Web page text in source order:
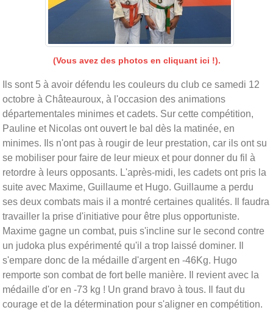
(Vous avez des photos en cliquant ici !).
Ils sont 5 à avoir défendu les couleurs du club ce samedi 12
octobre à Châteauroux, à l'occasion des animations
départementales minimes et cadets. Sur cette compétition,
Pauline et Nicolas ont ouvert le bal dès la matinée, en
minimes. Ils n'ont pas à rougir de leur prestation, car ils ont su
se mobiliser pour faire de leur mieux et pour donner du fil à
retordre à leurs opposants. L'après-midi, les cadets ont pris la
suite avec Maxime, Guillaume et Hugo. Guillaume a perdu
ses deux combats mais il a montré certaines qualités. Il faudra
travailler la prise d'initiative pour être plus opportuniste.
Maxime gagne un combat, puis s'incline sur le second contre
un judoka plus expérimenté qu'il a trop laissé dominer. Il
s'empare donc de la médaille d'argent en -46Kg. Hugo
remporte son combat de fort belle manière. Il revient avec la
médaille d'or en -73 kg ! Un grand bravo à tous. Il faut du
courage et de la détermination pour s'aligner en compétition.